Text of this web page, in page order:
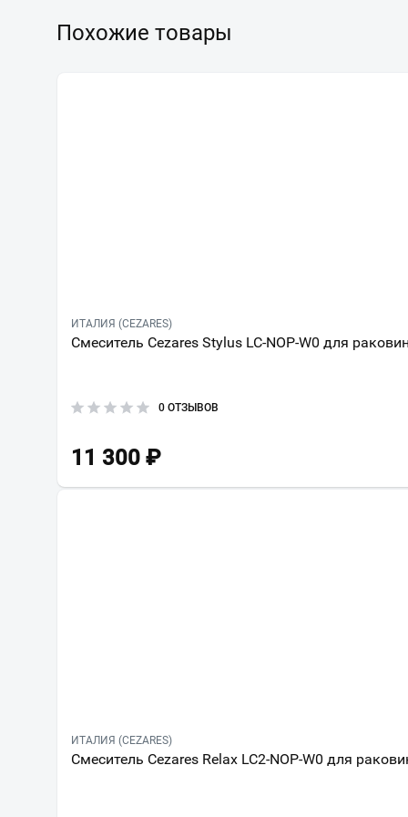
Похожие товары
ИТАЛИЯ (CEZARES)
Смеситель Cezares Stylus LC-NOP-W0 для
0 ОТЗЫВОВ
11 300 ₽
ИТАЛИЯ (CEZARES)
Смеситель Cezares Relax LC2-NOP-W0 для